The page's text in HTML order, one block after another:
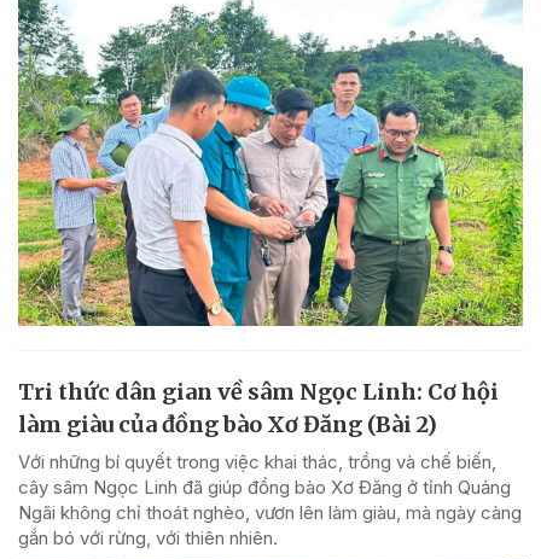
Tri thức dân gian về sâm Ngọc Linh: Cơ hội
làm giàu của đồng bào Xơ Đăng (Bài 2)
Với những bí quyết trong việc khai thác, trồng và chế biến,
cây sâm Ngọc Linh đã giúp đồng bào Xơ Đăng ở tỉnh Quảng
Ngãi không chỉ thoát nghèo, vươn lên làm giàu, mà ngày càng
gắn bó với rừng, với thiên nhiên.